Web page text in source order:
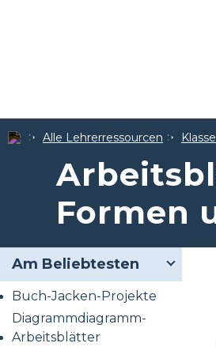
Alle Lehrerressourcen
Formen
Am Beliebtesten
Buch-Jacken-Projekte
Diagrammdiagramm-
Arbeitsblätter